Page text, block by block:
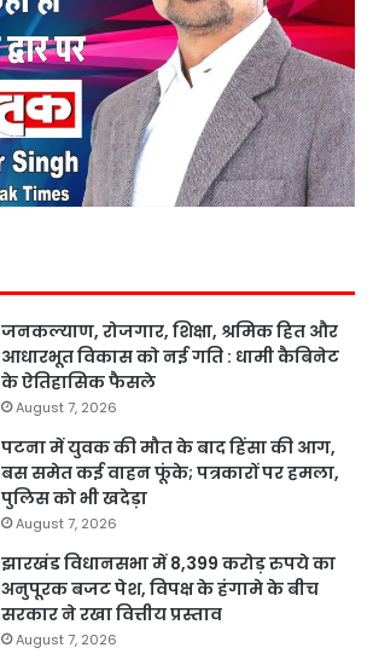
जनकल्याण, रोजगार, शिक्षा, श्रमिक हित और
आधारभूत विकास को नई गति : धामी कैबिनेट
के ऐतिहासिक फैसले
August 7, 2026
पटना में युवक की मौत के बाद हिंसा की आग,
बस समेत कई वाहन फूंके; पत्रकारों पर हमला,
पुलिस को भी खदेड़ा
August 7, 2026
झारखंड विधानसभा में 8,399 करोड़ रुपये का
अनुपूरक बजट पेश, विपक्ष के हंगामे के बीच
सरकार ने रखा वित्तीय प्रस्ताव
August 7, 2026